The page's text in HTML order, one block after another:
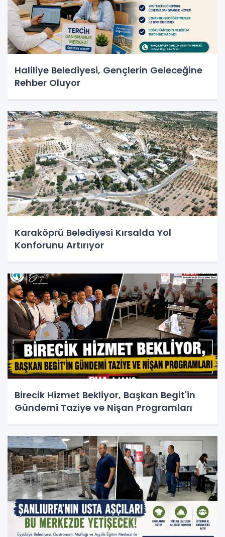
Haliliye Belediyesi, Gençlerin Geleceğine
Rehber Oluyor
Karaköprü Belediyesi Kırsalda Yol
Konforunu Artırıyor
Birecik Hizmet Bekliyor, Başkan Begit'in
Gündemi Taziye ve Nişan Programları